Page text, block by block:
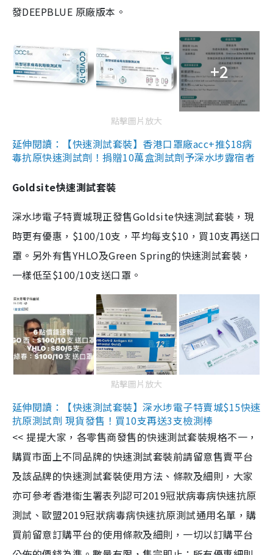
發DEEPBLUE 原廠版本。
+2
點擊圖片放大
延伸閱讀：【快速測試套裝】香港口罩廠acc+推$18病
毒抗原快速測試劑！捐贈10萬盒測試劑予深水埗露宿者
Goldsite快速測試套裝
深水埗電子特賣城現正發售Goldsite快速測試套裝，現
時更有優惠，$100/10支，平均每支$10，買10支再送口
罩。另外有售YHLO及Green Spring的快速測試套裝，
一樣低至$100/10支送口罩。
點擊圖片放大
延伸閱讀：【快速測試套裝】深水埗電子特賣城$15快速
抗原測試劑 現貨發售！買10支再送3支檢測棒
<< 提提大家，各零售商發售的快速測試套裝規格不一，
購買市面上不同品牌的快速測試套裝前請留意售賣平台
及該品牌的快速測試套裝使用方法、條款及細則，大家
亦可參考香港衞生署表列認可2019冠狀病毒病快速抗原
測試、歐盟2019冠狀病毒病快速抗原測試通用名單，購
買前留意訂購平台的使用條款及細則，一切以訂購平台